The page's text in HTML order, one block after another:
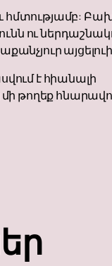
հմտությամբ:
ու
է հիանալի
թողեք